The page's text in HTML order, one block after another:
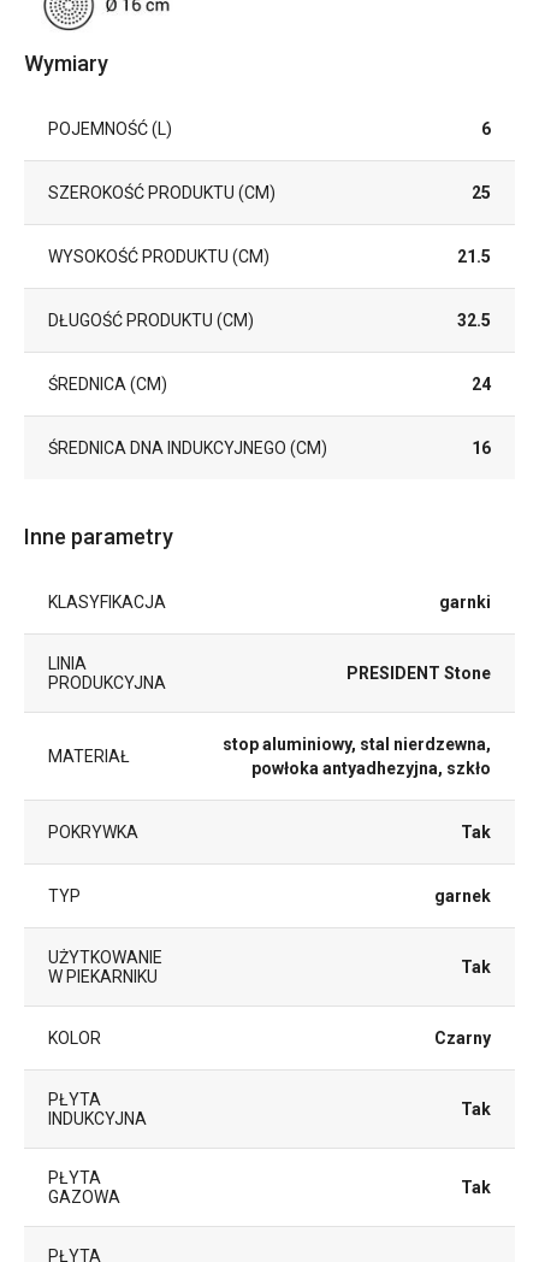
Wymiary
POJEMNOŚĆ (L) 6
SZEROKOŚĆ PRODUKTU (CM) 25
WYSOKOŚĆ PRODUKTU (CM) 21.5
DŁUGOŚĆ PRODUKTU (CM) 32.5
ŚREDNICA (CM) 24
ŚREDNICA DNA INDUKCYJNEGO (CM) 16
Inne parametry
KLASYFIKACJA garnki
LINIA
PRODUKCYJNA
PRESIDENT Stone
MATERIAŁ
stop aluminiowy, stal nierdzewna,
powłoka antyadhezyjna, szkło
POKRYWKA Tak
TYP garnek
UŻYTKOWANIE
W PIEKARNIKU
Tak
KOLOR Czarny
PŁYTA
INDUKCYJNA
Tak
PŁYTA
GAZOWA
Tak
PŁYTA